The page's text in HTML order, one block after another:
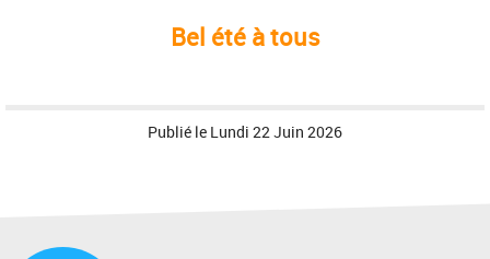
Bel été à tous
Publié le Lundi 22 Juin 2026